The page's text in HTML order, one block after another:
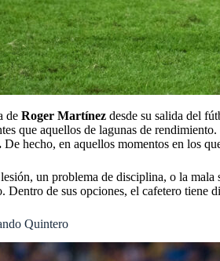
de Roger Martínez desde su salida del
que aquellos de lagunas de
De hecho, en aquellos momentos en los
un problema de disciplina, o la
Dentro de sus opciones, el cafetero tiene
Quintero